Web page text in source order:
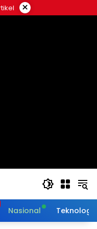
×
Nasional Teknologi